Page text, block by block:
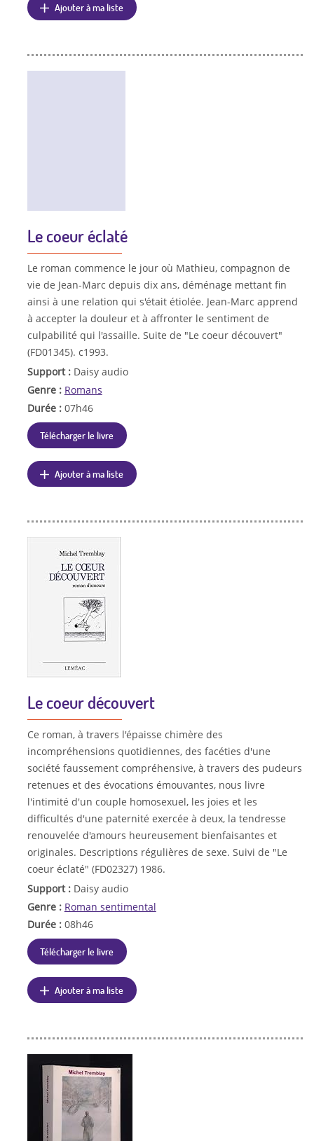
Ajouter à ma liste
Le coeur éclaté
Le roman commence le jour où Mathieu, compagnon de
vie de Jean-Marc depuis dix ans, déménage mettant fin
ainsi à une relation qui s'était étiolée. Jean-Marc apprend
à accepter la douleur et à affronter le sentiment de
culpabilité qui l'assaille. Suite de "Le coeur découvert"
(FD01345). c1993.
Support : Daisy audio
Genre : Romans
Durée : 07h46
Télécharger le livre
Ajouter à ma liste
Le coeur découvert
Ce roman, à travers l'épaisse chimère des
incompréhensions quotidiennes, des facéties d'une
société faussement compréhensive, à travers des pudeurs
retenues et des évocations émouvantes, nous livre
l'intimité d'un couple homosexuel, les joies et les
difficultés d'une paternité exercée à deux, la tendresse
renouvelée d'amours heureusement bienfaisantes et
originales. Descriptions régulières de sexe. Suivi de "Le
coeur éclaté" (FD02327) 1986.
Support : Daisy audio
Genre : Roman sentimental
Durée : 08h46
Télécharger le livre
Ajouter à ma liste